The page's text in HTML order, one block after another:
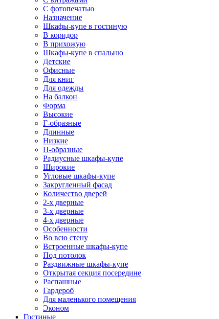
С фотопечатью
Назначение
Шкафы-купе в гостиную
В коридор
В прихожую
Шкафы-купе в спальню
Детские
Офисные
Для книг
Для одежды
На балкон
Форма
Высокие
Г-образные
Длинные
Низкие
П-образные
Радиусные шкафы-купе
Широкие
Угловые шкафы-купе
Закругленный фасад
Количество дверей
2-х дверные
3-х дверные
4-х дверные
Особенности
Во всю стену
Встроенные шкафы-купе
Под потолок
Раздвижные шкафы-купе
Открытая секция посередине
Распашные
Гардероб
Для маленького помещения
Эконом
Гостиные